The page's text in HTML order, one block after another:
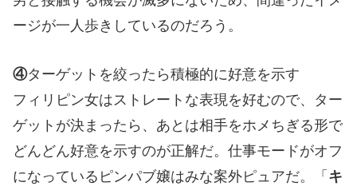
ージが一人歩きしているのだろう。
④ターゲットを絞ったら積極的に好意を示す
フィリピン女はストレートな表現を好むので、ター
ゲットが決まったら、あとは相手をホメちぎる形で
どんどん好意を示すのが正解だ。仕事モードがオフ
になっているピンパブ嬢はみな案外ピュアだ。「 キ